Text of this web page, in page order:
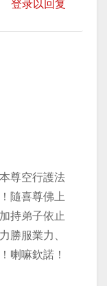
登录以回复
尊空行護法
隨喜尊佛上
持弟子依止
勝服業力、
喇嘛欽諾！